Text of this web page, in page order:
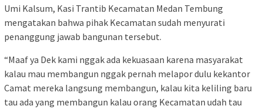
Umi Kalsum, Kasi Trantib Kecamatan Medan Tembung
mengatakan bahwa pihak Kecamatan sudah menyurati
penanggung jawab bangunan tersebut.
“Maaf ya Dek kami nggak ada kekuasaan karena masyarakat
kalau mau membangun nggak pernah melapor dulu kekantor
Camat mereka langsung membangun, kalau kita keliling baru
tau ada yang membangun kalau orang Kecamatan udah tau